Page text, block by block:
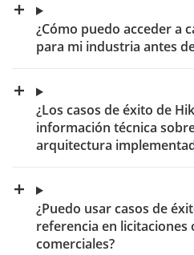
¿Cómo puedo acceder a
para mi industria antes
¿Los casos de éxito de
información técnica
arquitectura
¿Puedo usar casos de
referencia en licitaciones
comerciales?